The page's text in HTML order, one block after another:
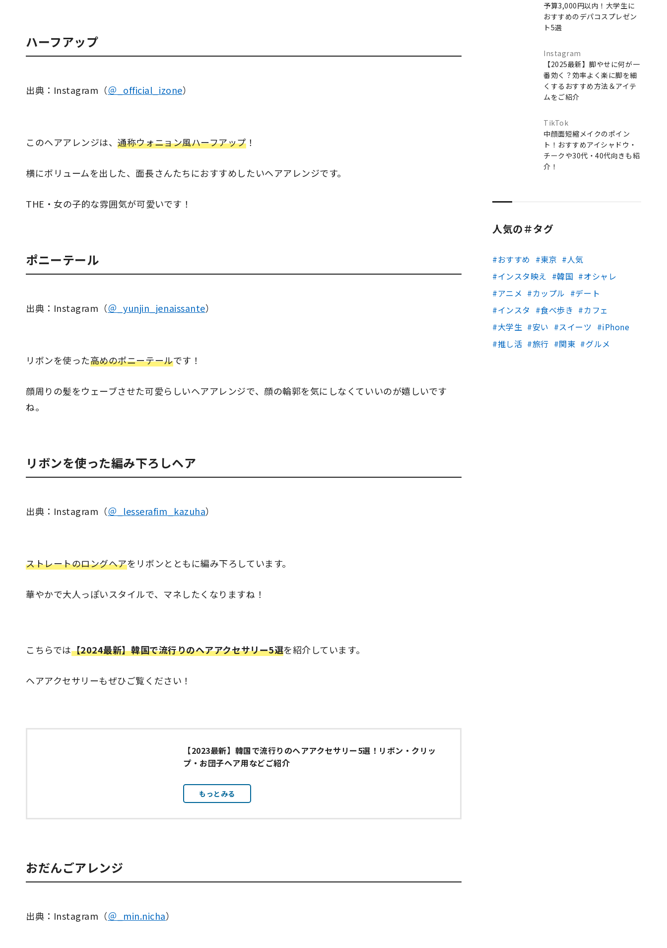
ハーフアップ
出典：Instagram（＠_official_izone）
このヘアアレンジは、通称ウォニョン風ハーフアップ！
横にボリュームを出した、面長さんたちにおすすめしたいヘアアレンジです。
THE・女の子的な雰囲気が可愛いです！
ポニーテール
出典：Instagram（＠_yunjin_jenaissante）
リボンを使った高めのポニーテールです！
顔周りの髪をウェーブさせた可愛らしいヘアアレンジで、顔の輪郭を気にしなくていいのが嬉しいです
ね。
リボンを使った編み下ろしヘア
出典：Instagram（＠_lesserafim_kazuha）
ストレートのロングヘアをリボンとともに編み下ろしています。
華やかで大人っぽいスタイルで、マネしたくなりますね！
こちらでは【2024最新】韓国で流行りのヘアアクセサリー5選を紹介しています。
ヘアアクセサリーもぜひご覧ください！
【2023最新】韓国で流行りのヘアアクセサリー5選！リボン・クリッ
プ・お団子ヘア用などご紹介
もっとみる
おだんごアレンジ
出典：Instagram（＠_min.nicha）
予算3,000円以内！大学生に
おすすめのデパコスプレゼン
ト5選
Instagram
【2025最新】脚やせに何が一
番効く？効率よく楽に脚を細
くするおすすめ方法＆アイテ
ムをご紹介
TikTok
中顔面短縮メイクのポイン
ト！おすすめアイシャドウ・
チークや30代・40代向きも紹
介！
人気の＃タグ
おすすめ 東京
人気
インスタ映え
韓国
オシャレ
アニメ
カップル
デート
インスタ
食べ歩き
カフェ
大学生
安い スイーツ
iPhone
推し活
旅行 関東 グルメ